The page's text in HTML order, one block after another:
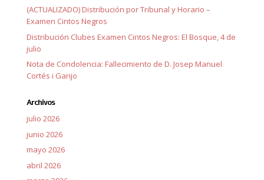
(ACTUALIZADO) Distribución por Tribunal y Horario –
Examen Cintos Negros
Distribución Clubes Examen Cintos Negros: El Bosque, 4 de
julio
Nota de Condolencia: Fallecimiento de D. Josep Manuel
Cortés i Garijo
Archivos
julio 2026
junio 2026
mayo 2026
abril 2026